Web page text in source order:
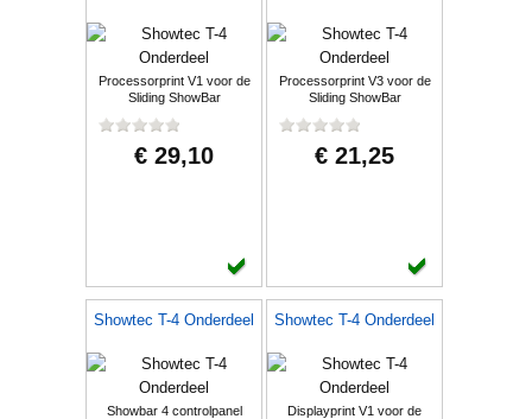
Processorprint V1 voor de
Sliding ShowBar
€ 29,10
Processorprint V3 voor de
Sliding ShowBar
€ 21,25
Showtec T-4 Onderdeel
Showbar 4 controlpanel
Showtec T-4 Onderdeel
Displayprint V1 voor de